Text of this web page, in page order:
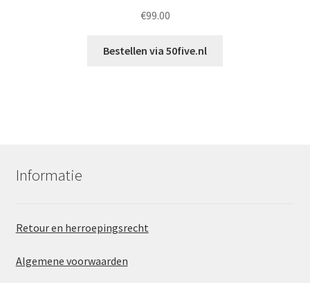
€99.00
Bestellen via 50five.nl
Informatie
Retour en herroepingsrecht
Algemene voorwaarden